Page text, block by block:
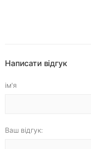
Написати відгук
ім'я
Ваш відгук: